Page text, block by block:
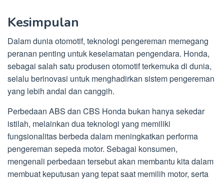
Kesimpulan
Dalam dunia otomotif, teknologi pengereman memegang
peranan penting untuk keselamatan pengendara. Honda,
sebagai salah satu produsen otomotif terkemuka di dunia,
selalu berinovasi untuk menghadirkan sistem pengereman
yang lebih andal dan canggih.
Perbedaan ABS dan CBS Honda bukan hanya sekedar
istilah, melainkan dua teknologi yang memiliki
fungsionalitas berbeda dalam meningkatkan performa
pengereman sepeda motor. Sebagai konsumen,
mengenali perbedaan tersebut akan membantu kita dalam
membuat keputusan yang tepat saat memilih motor, serta